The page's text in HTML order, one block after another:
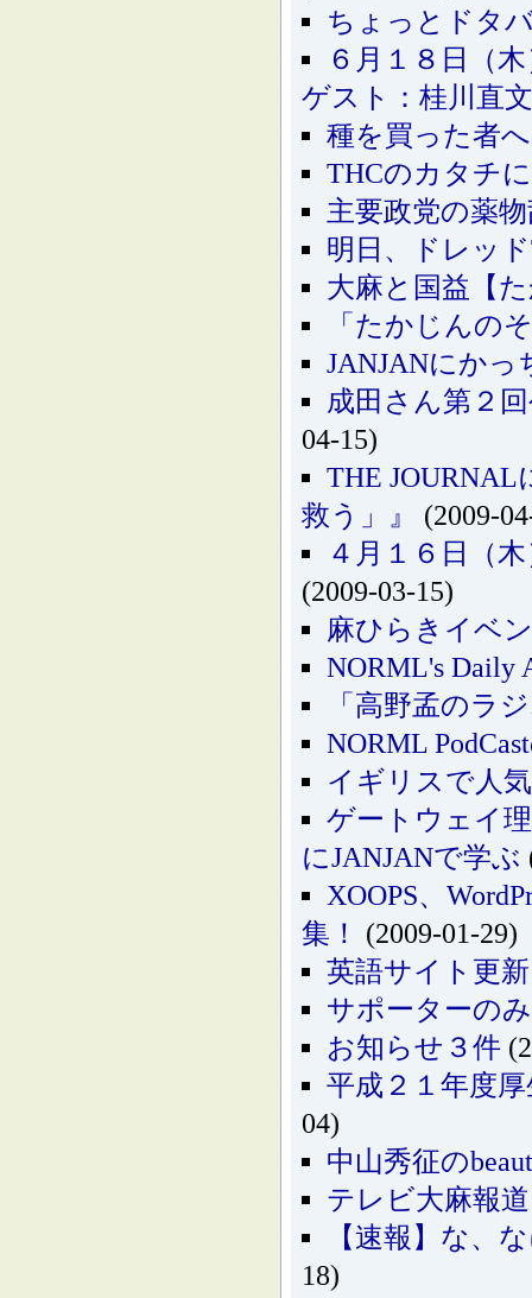
ちょっとドタ
６月１８日（
ゲスト：桂川直
種を買った者
THCのカタチ
主要政党の薬
明日、ドレッ
大麻と国益【
「たかじんの
JANJANにかっ
成田さん第２
04-15)
THE
救う」』
(2009-
４月１６日（
(2009-03-15)
麻ひらきイベ
NORML's Daily
「高野孟のラ
NORML
イギリスで人
ゲートウェイ
にJANJANで学ぶ
XOOPS、
集！
(2009-01-29)
英語サイト更新
サポーターの
お知らせ３件
平成２１年度
04)
中山秀征の
テレビ大麻報
【速報】な、
18)